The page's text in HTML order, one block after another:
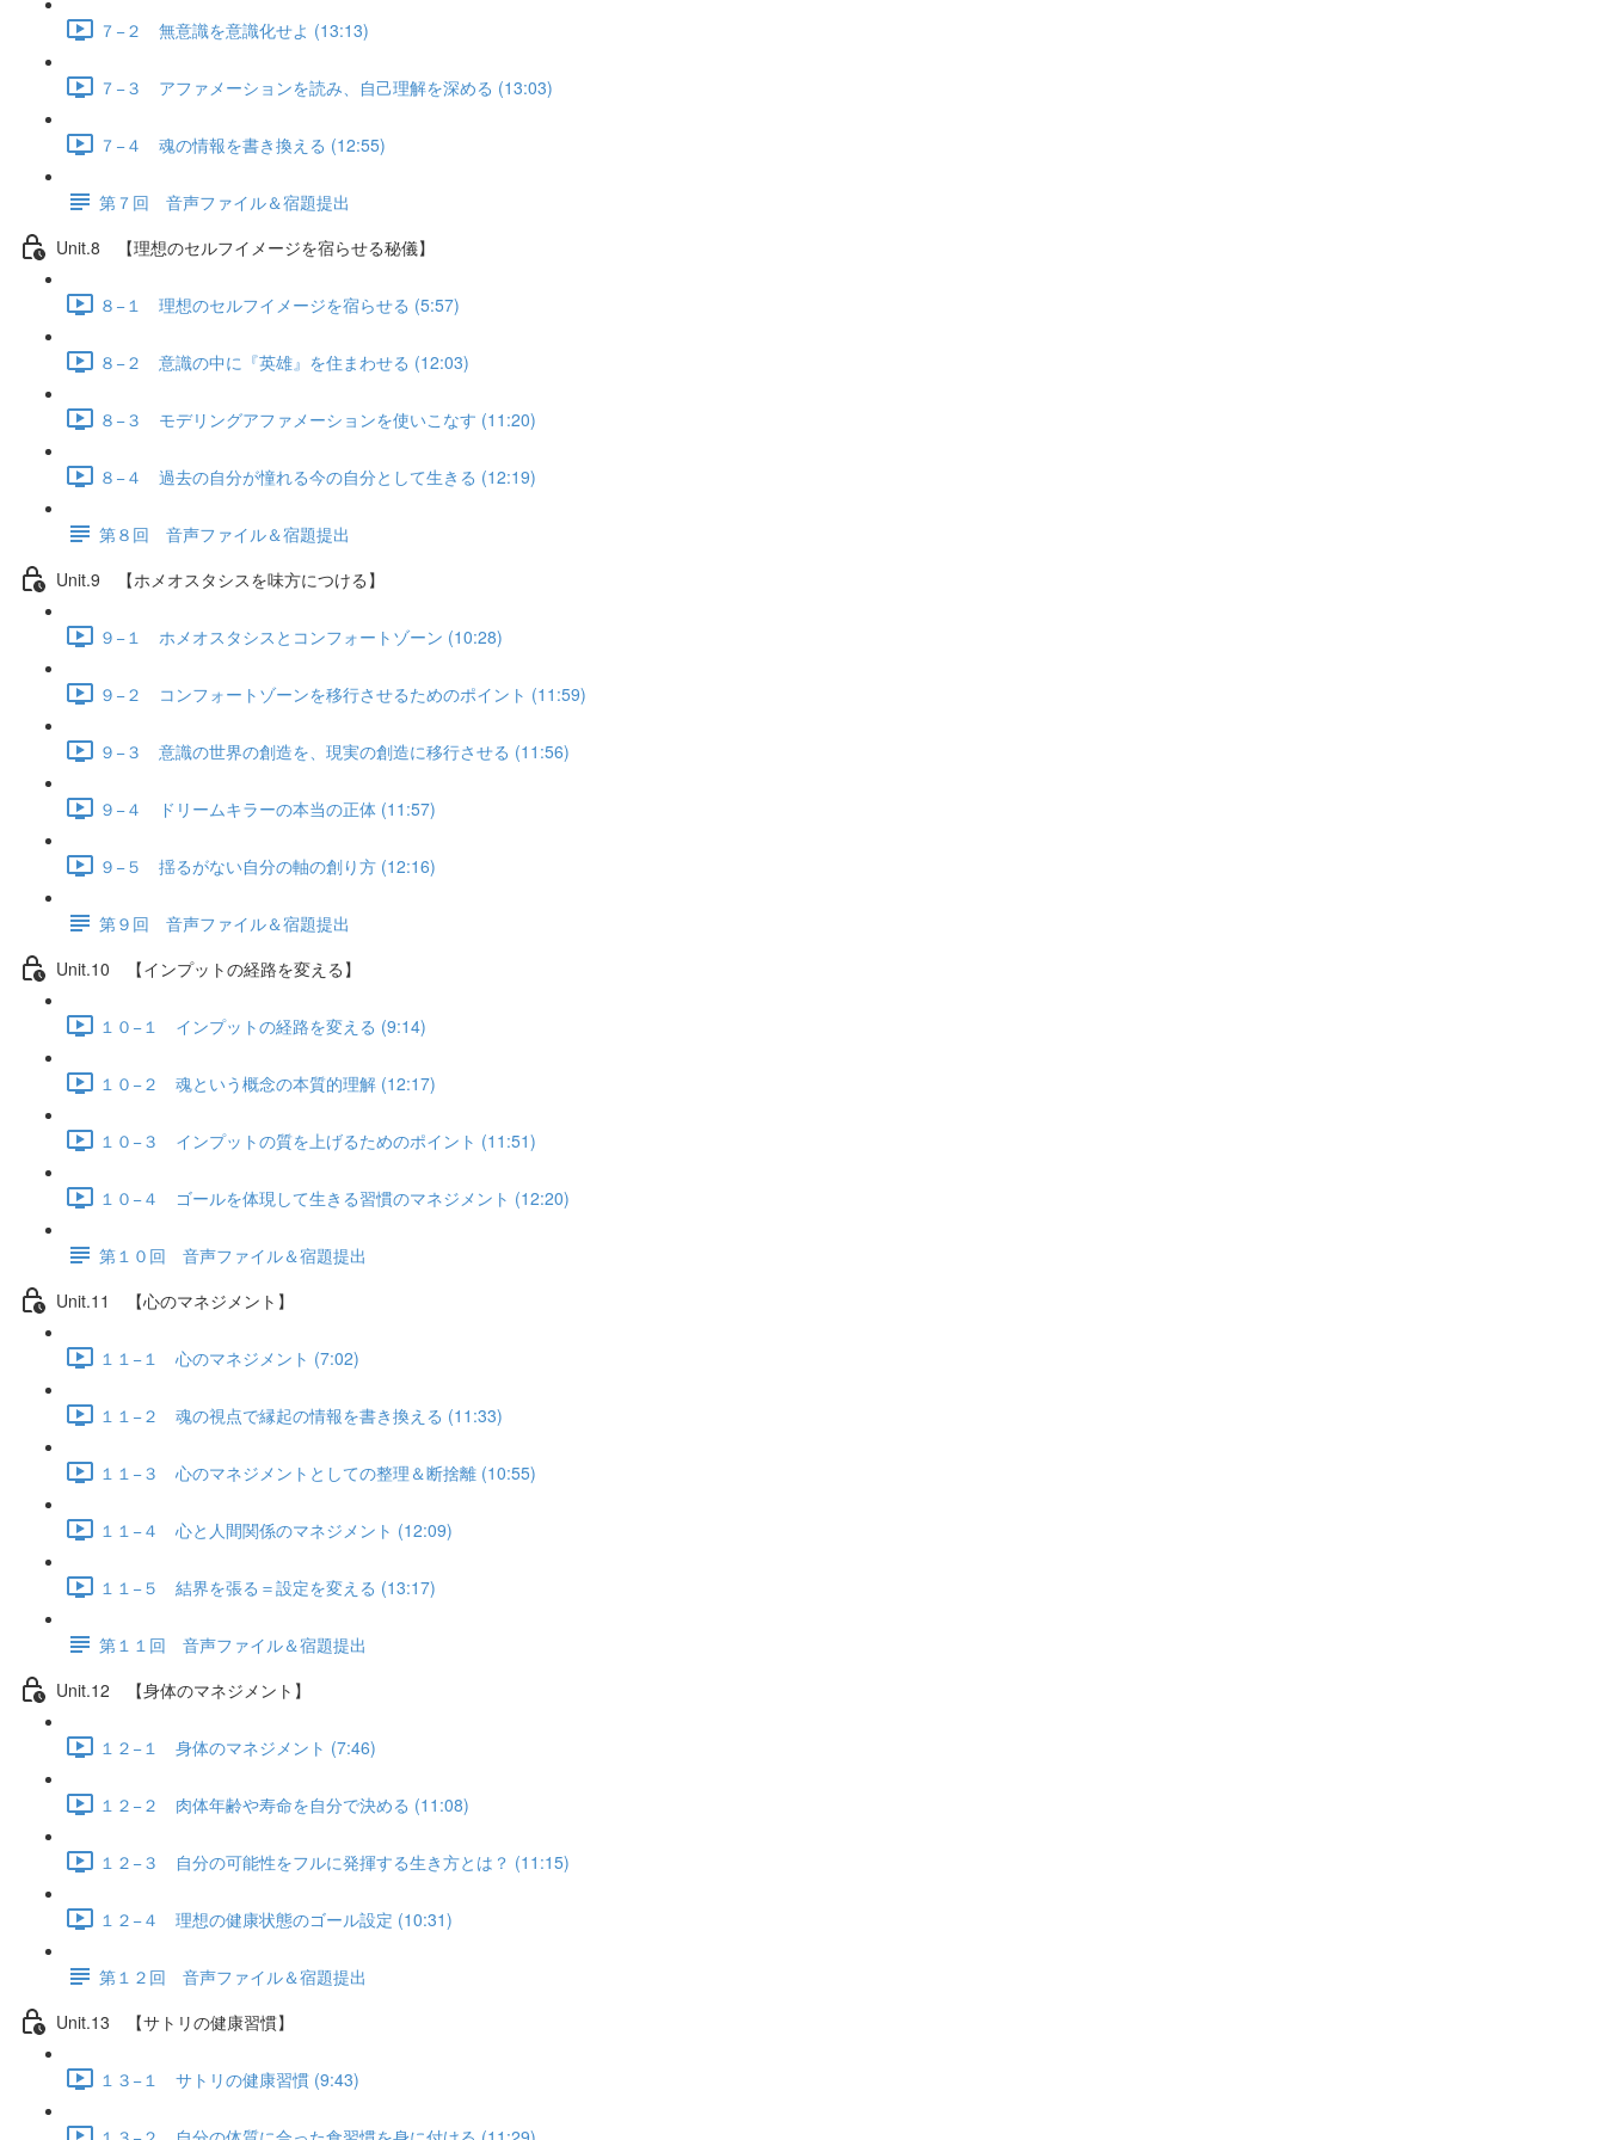
７−２ 無意識を意識化せよ (13:13)
７−３ アファメーションを読み、自己理解を深める (13:03)
７−４ 魂の情報を書き換える (12:55)
第７回 音声ファイル＆宿題提出
Unit.8 【理想のセルフイメージを宿らせる秘儀】
８−１ 理想のセルフイメージを宿らせる (5:57)
８−２ 意識の中に『英雄』を住まわせる (12:03)
８−３ モデリングアファメーションを使いこなす (11:20)
８−４ 過去の自分が憧れる今の自分として生きる (12:19)
第８回 音声ファイル＆宿題提出
Unit.9 【ホメオスタシスを味方につける】
９−１ ホメオスタシスとコンフォートゾーン (10:28)
９−２ コンフォートゾーンを移行させるためのポイント (11:59)
９−３ 意識の世界の創造を、現実の創造に移行させる (11:56)
９−４ ドリームキラーの本当の正体 (11:57)
９−５ 揺るがない自分の軸の創り方 (12:16)
第９回 音声ファイル＆宿題提出
Unit.10 【インプットの経路を変える】
１０−１ インプットの経路を変える (9:14)
１０−２ 魂という概念の本質的理解 (12:17)
１０−３ インプットの質を上げるためのポイント (11:51)
１０−４ ゴールを体現して生きる習慣のマネジメント (12:20)
第１０回 音声ファイル＆宿題提出
Unit.11 【心のマネジメント】
１１−１ 心のマネジメント (7:02)
１１−２ 魂の視点で縁起の情報を書き換える (11:33)
１１−３ 心のマネジメントとしての整理＆断捨離 (10:55)
１１−４ 心と人間関係のマネジメント (12:09)
１１−５ 結界を張る＝設定を変える (13:17)
第１１回 音声ファイル＆宿題提出
Unit.12 【身体のマネジメント】
１２−１ 身体のマネジメント (7:46)
１２−２ 肉体年齢や寿命を自分で決める (11:08)
１２−３ 自分の可能性をフルに発揮する生き方とは？ (11:15)
１２−４ 理想の健康状態のゴール設定 (10:31)
第１２回 音声ファイル＆宿題提出
Unit.13 【サトリの健康習慣】
１３−１ サトリの健康習慣 (9:43)